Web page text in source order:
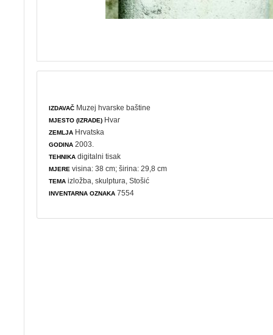
IZDAVAČ Muzej hvarske baštine
MJESTO (IZRADE) Hvar
ZEMLJA Hrvatska
GODINA 2003.
TEHNIKA digitalni tisak
MJERE visina: 38 cm; širina: 29,8 cm
TEMA izložba ,skulptura , Stošić
INVENTARNA OZNAKA 7554